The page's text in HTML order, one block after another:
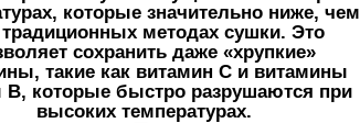
которые значительно ниже, чем
методах сушки. Это
сохранить даже «хрупкие»
такие как витамин C и витамины
B, которые быстро разрушаются при
высоких температурах.